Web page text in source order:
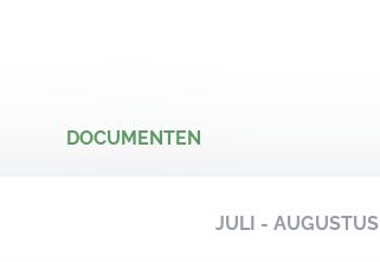
DOCUMENTEN
JULI - AUGUSTUS